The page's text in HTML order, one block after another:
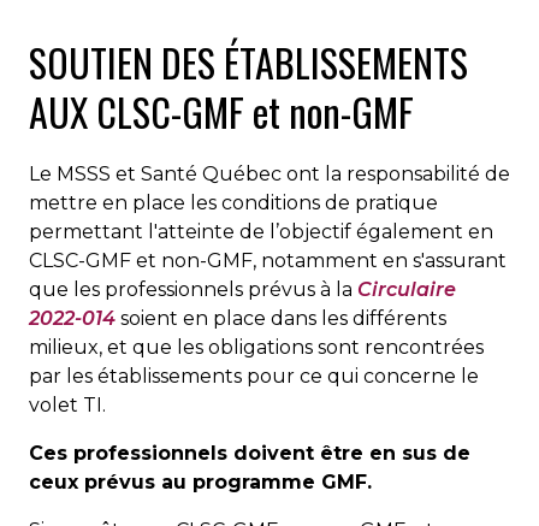
SOUTIEN DES ÉTABLISSEMENTS
AUX CLSC-GMF et non-GMF
Le MSSS et Santé Québec ont la responsabilité de
mettre en place les conditions de pratique
permettant l'atteinte de l’objectif également en
CLSC-GMF et non-GMF, notamment en s'assurant
que les professionnels prévus à la Circulaire
2022-014 soient en place dans les différents
milieux, et que les obligations sont rencontrées
par les établissements pour ce qui concerne le
volet TI.
Ces professionnels doivent être en sus de
ceux prévus au programme GMF.